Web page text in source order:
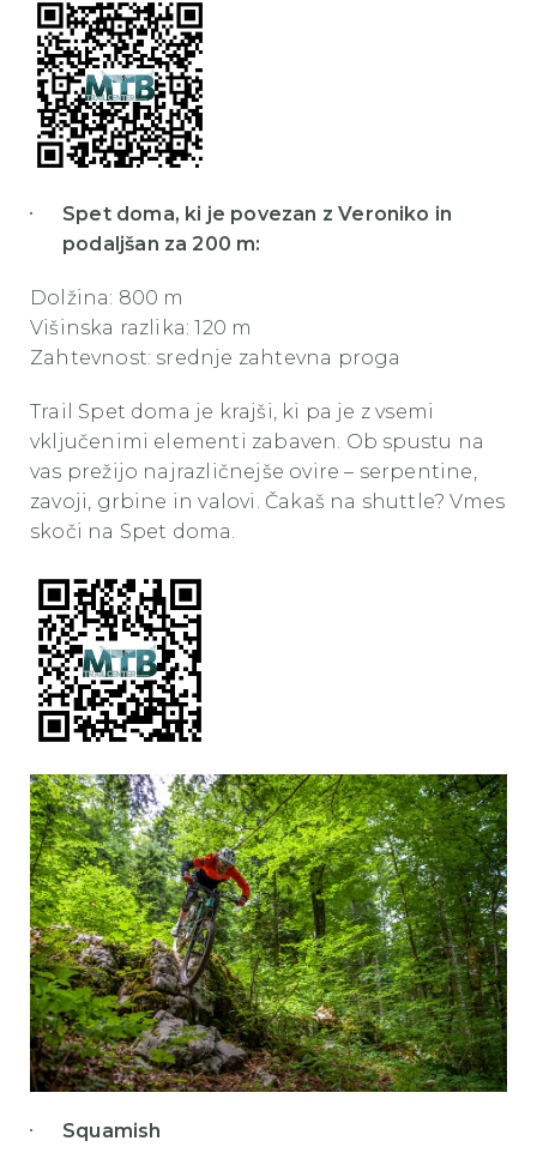
Spet doma, ki je povezan z Veroniko in
podaljšan za 200 m:
Dolžina: 800 m
Višinska razlika: 120 m
Zahtevnost: srednje zahtevna proga
Trail Spet doma je krajši, ki pa je z vsemi
vključenimi elementi zabaven. Ob spustu na
vas prežijo najrazličnejše ovire – serpentine,
zavoji, grbine in valovi. Čakaš na shuttle? Vmes
skoči na Spet doma.
Squamish